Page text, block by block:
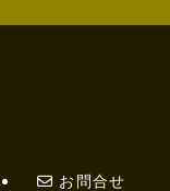
お問合せ